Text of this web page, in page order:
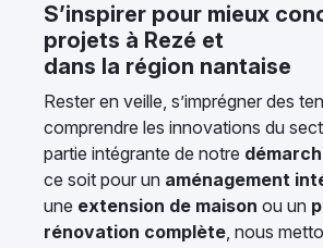
S’inspirer pour mieux
projets à Rezé et
dans la région nantaise
Rester en veille, s’imprégner des
comprendre les innovations du
partie intégrante de notre
ce soit pour un aménagement
une extension de maison ou un
rénovation complète, nous